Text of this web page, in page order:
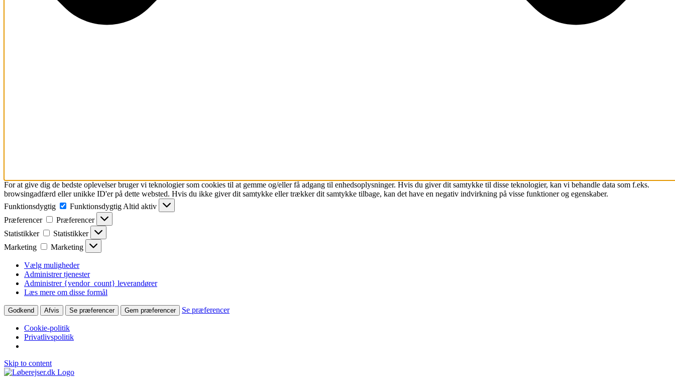
For at give dig de bedste oplevelser bruger vi teknologier som cookies til at gemme og/eller få adgang til enhedsoplysninger. Hvis du giver dit samtykke til disse teknologier, kan vi behandle data som f.eks.
browsingadfærd eller unikke ID'er på dette websted. Hvis du ikke giver dit samtykke eller trækker dit samtykke tilbage, kan det have en negativ indvirkning på visse funktioner og egenskaber.
Funktionsdygtig
Funktionsdygtig Altid aktiv
Præferencer
Præferencer
Statistikker
Statistikker
Marketing
Marketing
Vælg muligheder
Administrer tjenester
Administrer {vendor_count} leverandører
Læs mere om disse formål
Godkend Afvis Se præferencer Gem præferencer Se præferencer
Cookie-politik
Privatlivspolitik
Skip to content